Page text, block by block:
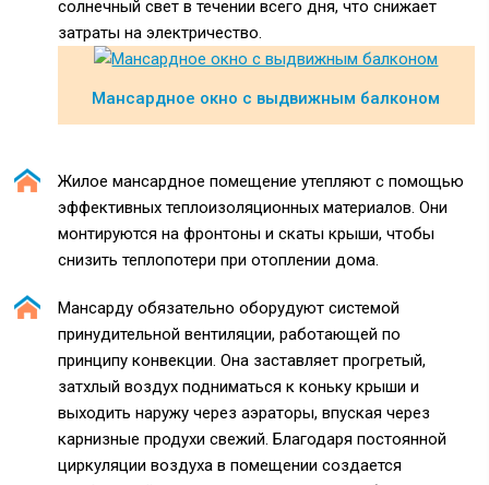
солнечный свет в течении всего дня, что снижает
затраты на электричество.
Мансардное окно с выдвижным балконом
Жилое мансардное помещение утепляют с помощью
эффективных теплоизоляционных материалов. Они
монтируются на фронтоны и скаты крыши, чтобы
снизить теплопотери при отоплении дома.
Мансарду обязательно оборудуют системой
принудительной вентиляции, работающей по
принципу конвекции. Она заставляет прогретый,
затхлый воздух подниматься к коньку крыши и
выходить наружу через аэраторы, впуская через
карнизные продухи свежий. Благодаря постоянной
циркуляции воздуха в помещении создается